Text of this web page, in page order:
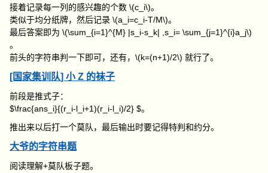
接着记录每一列的感兴趣的个数\(c_i\)。
类似于均分纸牌，然后记录\(a_i=c_i-T/M\)。
最后答案即为\(\sum_{i=1}^{M} |s_i-s_k| ,s_i= \sum_{j=1}^{i}a_j\)
。
前头的字符串判一下即可，还有，\(k=(n+1)/2\) 就行了。
[国家集训队] 小 Z 的袜子
前段是推式子：
$\frac{ans_i}{(r_i-l_i+1)(r_i-l_i)/2} $。
推出来以后打一个莫队，最后输出时要记得特判和约分。
大爷的字符串题
阅读理解+莫队板子题。